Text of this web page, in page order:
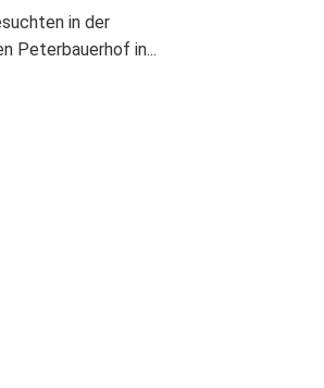
in der
Peterbauerhof in...